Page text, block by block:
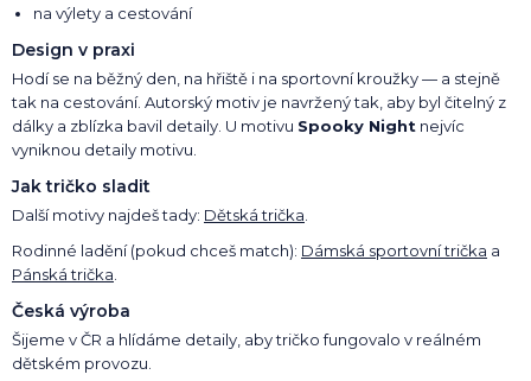
na výlety a cestování
Design v praxi
Hodí se na běžný den, na hřiště i na sportovní kroužky — a stejně
tak na cestování. Autorský motiv je navržený tak, aby byl čitelný z
dálky a zblízka bavil detaily. U motivu Spooky Night nejvíc
vyniknou detaily motivu.
Jak tričko sladit
Další motivy najdeš tady: Dětská trička
Rodinné ladění (pokud chceš match): Dámská sportovní trička a
Pánská trička
Česká výroba
Šijeme v ČR a hlídáme detaily, aby tričko fungovalo v reálném
dětském provozu.